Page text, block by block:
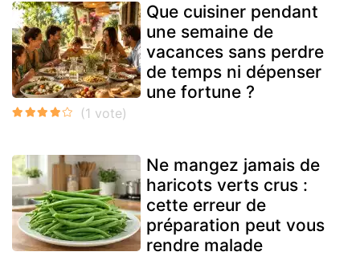
Que cuisiner pendant
une semaine de
vacances sans perdre
de temps ni dépenser
une fortune ?
Ne mangez jamais de
haricots verts crus :
cette erreur de
préparation peut vous
rendre malade